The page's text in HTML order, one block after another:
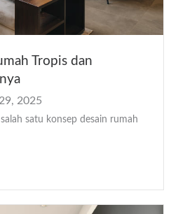
Tropis dan
2025
satu konsep desain rumah